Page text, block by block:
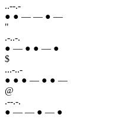
..--.-
● ● — — ● —
"
.-..-.
● — ● ● — ●
$
...-..-
● ● ● — ● ● —
@
.--.-.
● — — ● — ●